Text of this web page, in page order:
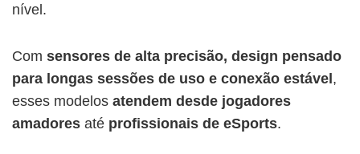
nível.
Com sensores de alta precisão, design pensado
para longas sessões de uso e conexão estável,
esses modelos atendem desde jogadores
amadores até profissionais de eSports.